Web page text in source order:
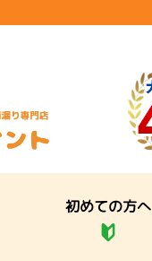
初めての方へ